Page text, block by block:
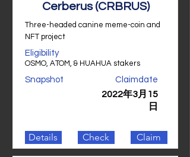
Cerberus (CRBRUS)
Three-headed canine meme-coin and
NFT project
Eligibility
OSMO, ATOM, & HUAHUA stakers
Snapshot Claimdate
2022年3月15
日
Details Check Claim